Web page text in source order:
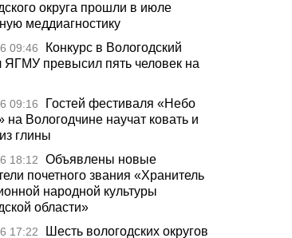
округа прошли в июле
меддиагностику
09:46
Конкурс в Вологодский
превысил пять человек на
09:16
Гостей фестиваля «Небо
на Вологодчине научат ковать и
глины
18:12
Объявлены новые
почетного звания «Хранитель
народной культуры
области»
17:22
Шесть вологодских округов